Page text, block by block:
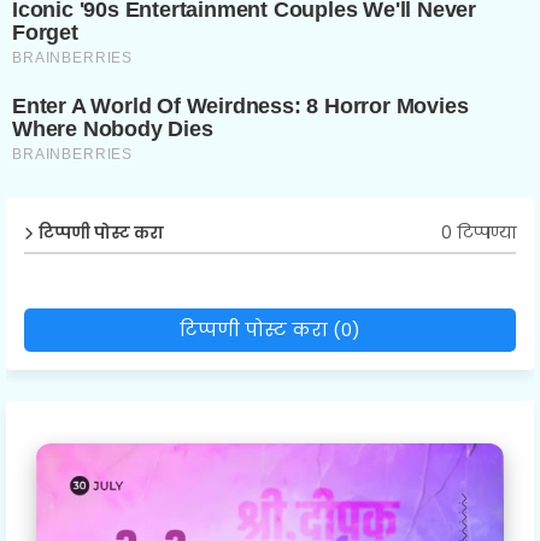
टिप्पणी पोस्ट करा 0 टिप्पण्या
टिप्पणी पोस्ट करा (0)